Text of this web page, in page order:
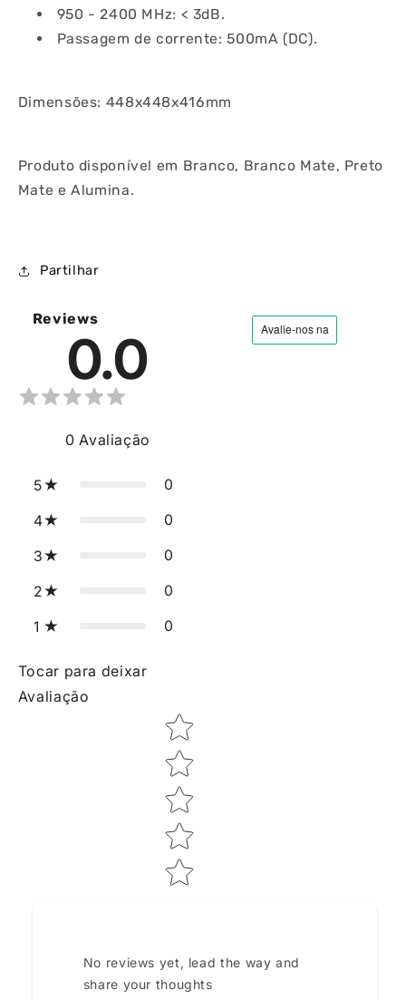
950 - 2400 MHz: < 3dB.
Passagem de corrente: 500mA (DC).
Dimensões: 448x448x416mm
Produto disponível em Branco, Branco Mate, Preto
Mate e Alumina.
Partilhar
Reviews
0.0
0 Avaliação
5 0
4 0
3 0
2 0
1 0
Tocar para deixar
Avaliação
Star rating
No reviews yet, lead the way and
share your thoughts